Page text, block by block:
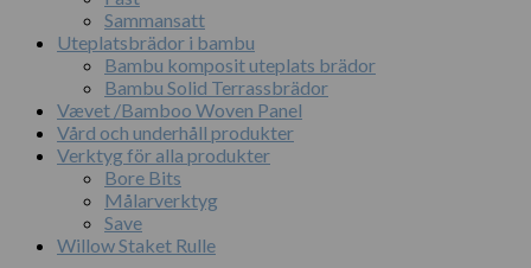
Sammansatt
Uteplatsbrädor i bambu
Bambu komposit uteplats brädor
Bambu Solid Terrassbrädor
Vævet /Bamboo Woven Panel
Vård och underhåll produkter
Verktyg för alla produkter
Bore Bits
Målarverktyg
Save
Willow Staket Rulle